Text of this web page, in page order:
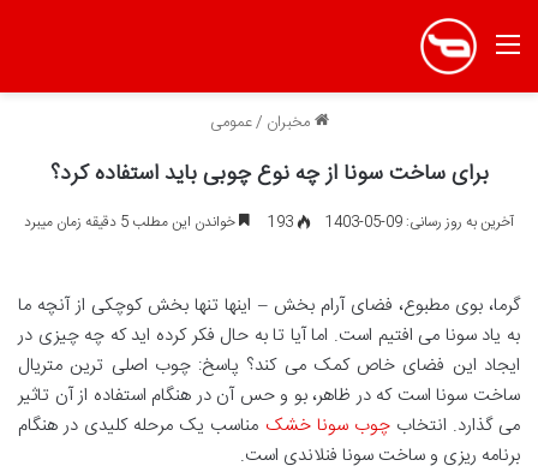
منو
مخبران /عمومی
برای ساخت سونا از چه نوع چوبی باید استفاده کرد؟
آخرین به روز رسانی: 09-05-1403 193 خواندن این مطلب 5 دقیقه زمان میبرد
گرما، بوی مطبوع، فضای آرام بخش – اینها تنها بخش کوچکی از آنچه ما
به یاد سونا می افتیم است. اما آیا تا به حال فکر کرده اید که چه چیزی در
ایجاد این فضای خاص کمک می کند؟ پاسخ: چوب اصلی ترین متریال
ساخت سونا است که در ظاهر، بو و حس آن در هنگام استفاده از آن تاثیر
می گذارد. انتخابچوب سونا خشک مناسب یک مرحله کلیدی در هنگام
برنامه ریزی و ساخت سونا فنلاندی است.